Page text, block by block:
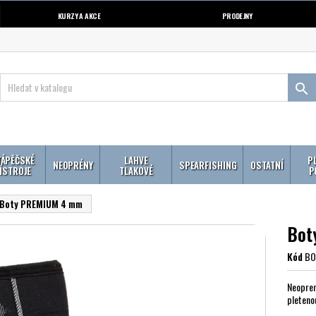
KURZY A AKCE PRODEJNY

NEOPRÉNY LAHVE
TLAKOVÉ SPEARFISHING OSTATNÍ
Boty PREMIUM 4 mm
Kód